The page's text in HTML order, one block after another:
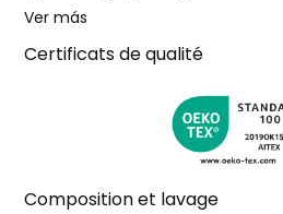
Ver más
Certificats de qualité
Composition et lavage